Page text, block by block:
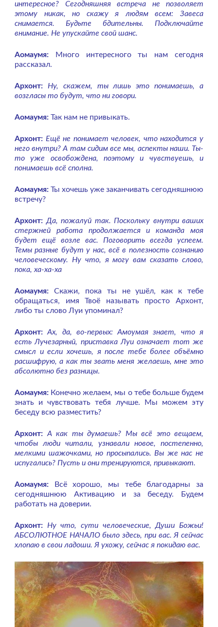
интересное? Сегодняшняя встреча не позволяет
этому никак, но скажу я людям всем: Завеса
снимается. Будьте бдительны. Подключайте
внимание. Не упускайте свой шанс.
Аомаумя: Много интересного ты нам сегодня
рассказал.
Архонт:
Ну, скажем, ты лишь это понимаешь, а
возгласы то будут, что ни говори.
Аомаумя: Так нам не привыкать.
Архонт: Ещё не понимает человек, что находится у
него внутри? А там сидим все мы, аспекты наши. Ты-
то уже освобождена, поэтому и чувствуешь, и
понимаешь всё сполна.
Аомаумя: Ты хочешь уже заканчивать сегодняшнюю
встречу?
Архонт: Да, пожалуй так. Поскольку внутри ваших
стержней работа продолжается и команда моя
будет ещё возле вас. Поговорить всегда успеем.
Темы разные будут у нас, всё в полезность сознанию
человеческому. Ну что, я могу вам сказать слово,
пока, ха-ха-ха
Аомаумя: Скажи, пока ты не ушёл, как к тебе
обращаться, имя Твоё называть просто Архонт,
либо ты слово Луи упоминал?
Архонт: Ах, да, во-первых: Амоумая знает, что я
есть Лучезарный, приставка Луи означает тот же
смысл и если хочешь, я после тебе более объёмно
расшифрую, а как ты звать меня желаешь, мне это
абсолютно без разницы.
Аомаумя: Конечно желаем, мы о тебе больше будем
знать и чувствовать тебя лучше. Мы можем эту
беседу всю разместить?
Архонт: А как ты думаешь? Мы всё это вещаем,
чтобы люди читали, узнавали новое, постепенно,
мелкими шажочками, но просыпались. Вы же нас не
испугались? Пусть и они тренируются, привыкают.
Аомаумя: Всё хорошо, мы тебе благодарны за
сегодняшнюю Активацию и за беседу. Будем
работать на доверии.
Архонт: Ну что, сути человеческие, Души Божьи!
АБСОЛЮТНОЕ НАЧАЛО было здесь, при вас. Я сейчас
хлопаю в свои ладоши. Я ухожу, сейчас я покидаю вас.